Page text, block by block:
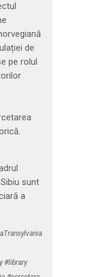
de
pe rolul
sunt
a
#library